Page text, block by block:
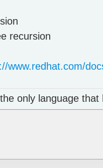
recursion
www.redhat.com/
only language